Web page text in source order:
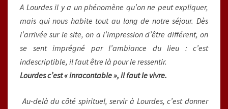
A Lourdes il y a un phénomène qu’on ne peut expliquer,
mais qui nous habite tout au long de notre séjour. Dès
l’arrivée sur le site, on a l’impression d’être différent, on
se sent imprégné par l’ambiance du lieu : c’est
indescriptible, il faut être là pour le ressentir.
Lourdes c’est « inracontable », il faut le vivre.
Au-delà du côté spirituel, servir à Lourdes, c’est donner